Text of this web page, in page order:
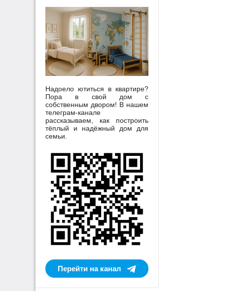
Надоело ютиться в квартире?
Пора в свой дом с
собственным двором! В нашем
телеграм-канале
рассказываем, как построить
тёплый и надёжный дом для
семьи.
Перейти на канал